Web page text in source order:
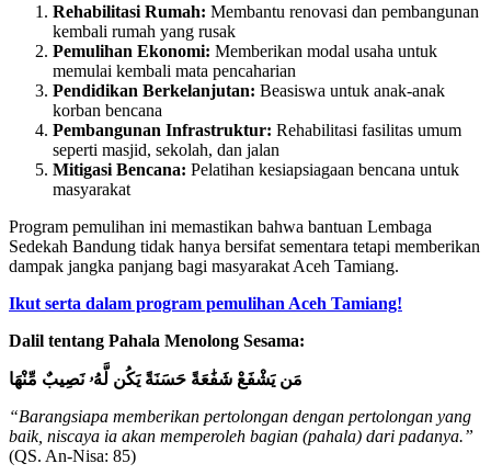
Rehabilitasi Rumah: Membantu renovasi dan pembangunan
kembali rumah yang rusak
Pemulihan Ekonomi: Memberikan modal usaha untuk
memulai kembali mata pencaharian
Pendidikan Berkelanjutan: Beasiswa untuk anak-anak
korban bencana
Pembangunan Infrastruktur: Rehabilitasi fasilitas umum
seperti masjid, sekolah, dan jalan
Mitigasi Bencana: Pelatihan kesiapsiagaan bencana untuk
masyarakat
Program pemulihan ini memastikan bahwa bantuan Lembaga
Sedekah Bandung tidak hanya bersifat sementara tetapi memberikan
dampak jangka panjang bagi masyarakat Aceh Tamiang.
Ikut serta dalam program pemulihan Aceh Tamiang!
Dalil tentang Pahala Menolong Sesama:
مَن يَشْفَعْ شَفَٰعَةً حَسَنَةً يَكُن لَّهُۥ نَصِيبٌ مِّنْهَا
“Barangsiapa memberikan pertolongan dengan pertolongan yang
baik, niscaya ia akan memperoleh bagian (pahala) dari padanya.”
(QS. An-Nisa: 85)